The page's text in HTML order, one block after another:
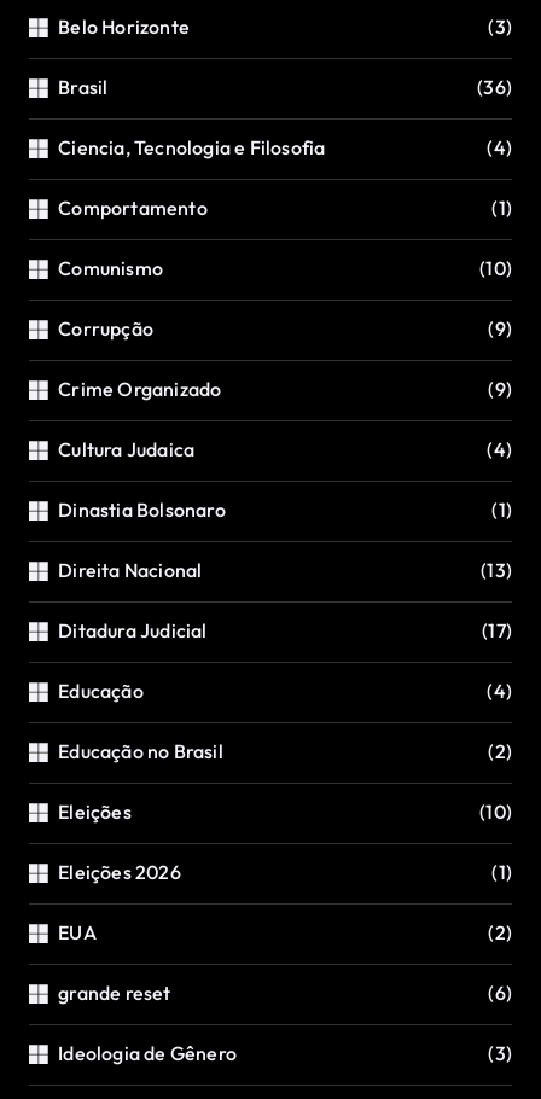
Belo Horizonte (3)
Brasil (36)
Ciencia, Tecnologia e Filosofia (4)
Comportamento (1)
Comunismo (10)
Corrupção (9)
Crime Organizado (9)
Cultura Judaica (4)
Dinastia Bolsonaro (1)
Direita Nacional (13)
Ditadura Judicial (17)
Educação (4)
Educação no Brasil (2)
Eleições (10)
Eleições 2026 (1)
EUA (2)
grande reset (6)
Ideologia de Gênero (3)